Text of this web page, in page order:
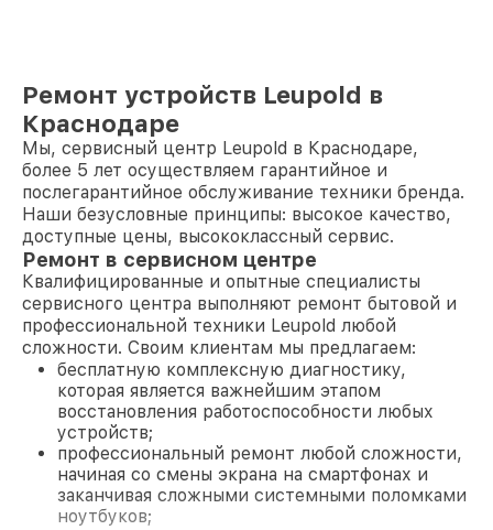
Ремонт устройств Leupold в
Краснодаре
Мы, сервисный центр Leupold в Краснодаре,
более 5 лет осуществляем гарантийное и
послегарантийное обслуживание техники бренда.
Наши безусловные принципы: высокое качество,
доступные цены, высококлассный сервис.
Ремонт в сервисном центре
Квалифицированные и опытные специалисты
сервисного центра выполняют ремонт бытовой и
профессиональной техники Leupold любой
сложности. Своим клиентам мы предлагаем:
бесплатную комплексную диагностику,
которая является важнейшим этапом
восстановления работоспособности любых
устройств;
профессиональный ремонт любой сложности,
начиная со смены экрана на смартфонах и
заканчивая сложными системными поломками
ноутбуков;